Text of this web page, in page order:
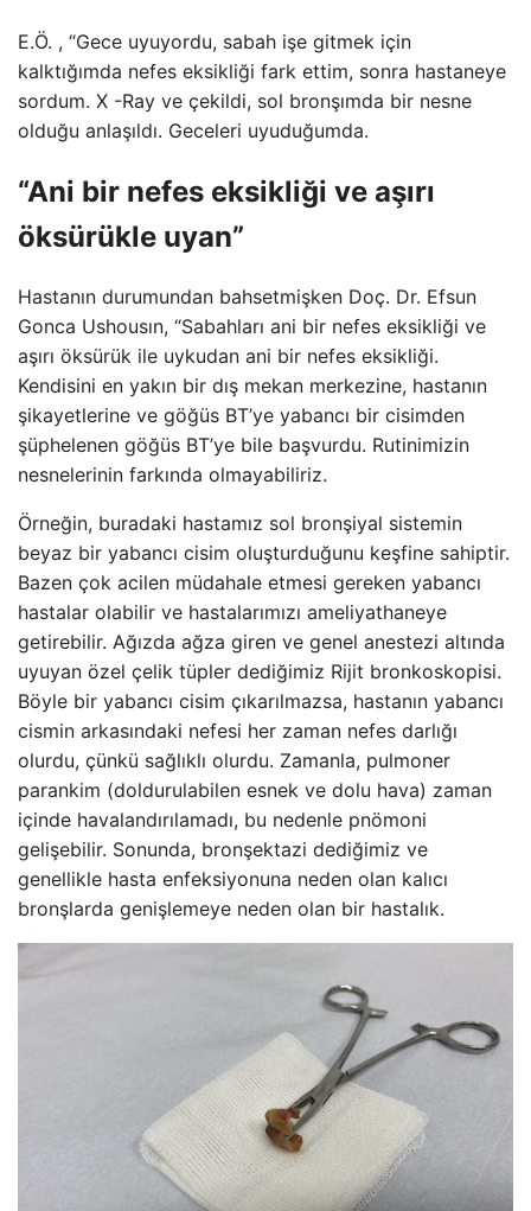
E.Ö. , “Gece uyuyordu, sabah işe gitmek için
kalktığımda nefes eksikliği fark ettim, sonra hastaneye
sordum. X -Ray ve çekildi, sol bronşımda bir nesne
olduğu anlaşıldı. Geceleri uyuduğumda.
“Ani bir nefes eksikliği ve aşırı
öksürükle uyan”
Hastanın durumundan bahsetmişken Doç. Dr. Efsun
Gonca Ushousın, “Sabahları ani bir nefes eksikliği ve
aşırı öksürük ile uykudan ani bir nefes eksikliği.
Kendisini en yakın bir dış mekan merkezine, hastanın
şikayetlerine ve göğüs BT’ye yabancı bir cisimden
şüphelenen göğüs BT’ye bile başvurdu. Rutinimizin
nesnelerinin farkında olmayabiliriz.
Örneğin, buradaki hastamız sol bronşiyal sistemin
beyaz bir yabancı cisim oluşturduğunu keşfine sahiptir.
Bazen çok acilen müdahale etmesi gereken yabancı
hastalar olabilir ve hastalarımızı ameliyathaneye
getirebilir. Ağızda ağza giren ve genel anestezi altında
uyuyan özel çelik tüpler dediğimiz Rijit bronkoskopisi.
Böyle bir yabancı cisim çıkarılmazsa, hastanın yabancı
cismin arkasındaki nefesi her zaman nefes darlığı
olurdu, çünkü sağlıklı olurdu. Zamanla, pulmoner
parankim (doldurulabilen esnek ve dolu hava) zaman
içinde havalandırılamadı, bu nedenle pnömoni
gelişebilir. Sonunda, bronşektazi dediğimiz ve
genellikle hasta enfeksiyonuna neden olan kalıcı
bronşlarda genişlemeye neden olan bir hastalık.